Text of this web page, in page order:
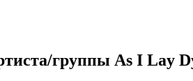
группы As I Lay